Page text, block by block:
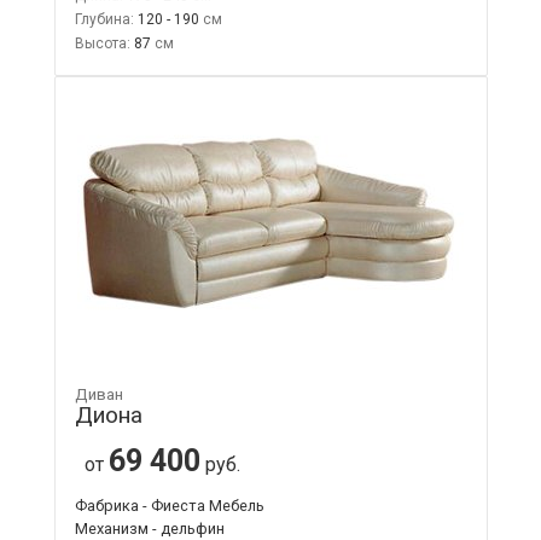
Глубина: 120 - 190
Высота: 87
Диван
Диона
от 69 400 руб.
Фабрика - Фиеста Мебель
Механизм - дельфин